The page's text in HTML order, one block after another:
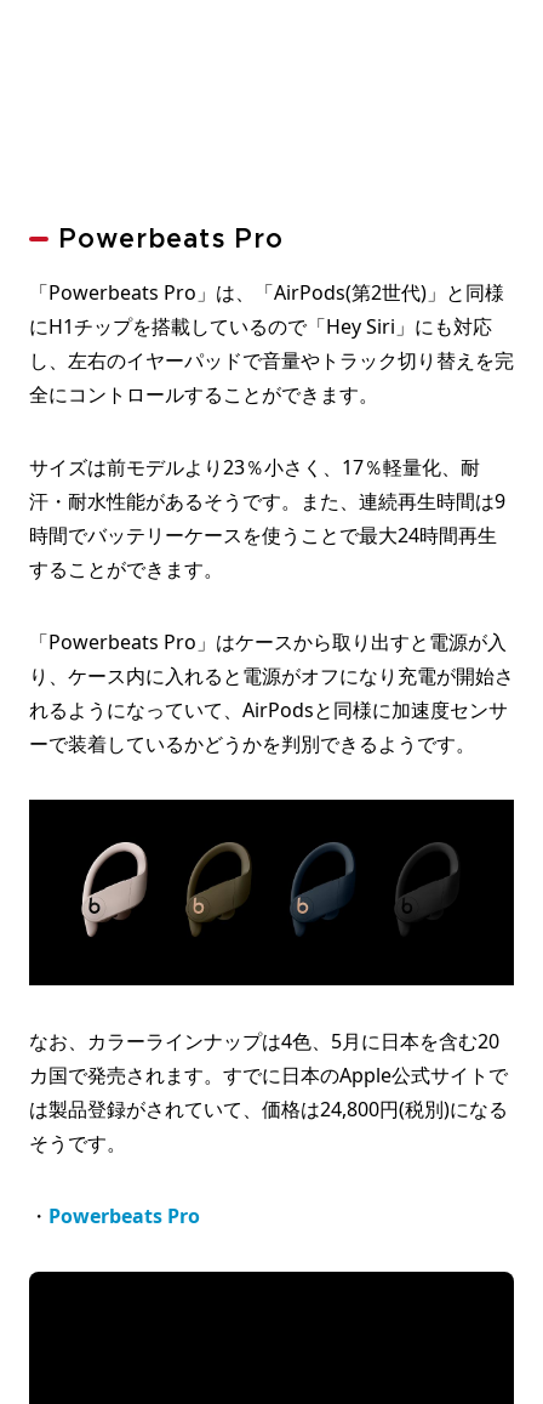
Powerbeats Pro
「Powerbeats Pro」は、「AirPods(第2世代)」と同様
にH1チップを搭載しているので「Hey Siri」にも対応
し、左右のイヤーパッドで音量やトラック切り替えを完
全にコントロールすることができます。
サイズは前モデルより23％小さく、17％軽量化、耐
汗・耐水性能があるそうです。また、連続再生時間は9
時間でバッテリーケースを使うことで最大24時間再生
することができます。
「Powerbeats Pro」はケースから取り出すと電源が入
り、ケース内に入れると電源がオフになり充電が開始さ
れるようになっていて、AirPodsと同様に加速度センサ
ーで装着しているかどうかを判別できるようです。
なお、カラーラインナップは4色、5月に日本を含む20
カ国で発売されます。すでに日本のApple公式サイトで
は製品登録がされていて、価格は24,800円(税別)になる
そうです。
・ Powerbeats Pro